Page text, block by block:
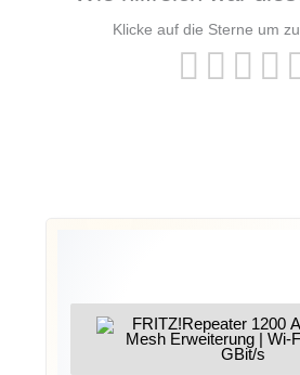
Klicke auf die Sterne um